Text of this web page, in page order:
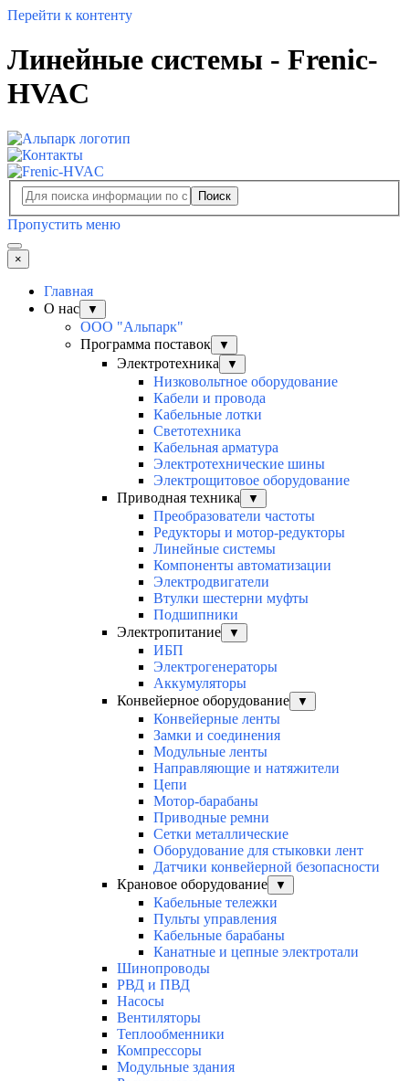
Перейти к контенту
Линейные системы - Frenic-
HVAC
Поиск
Пропустить меню
×
Главная
О нас
▼
ООО "Альпарк"
Программа поставок
▼
Электротехника ▼
Низковольтное оборудование
Кабели и провода
Кабельные лотки
Светотехника
Кабельная арматура
Электротехнические шины
Электрощитовое оборудование
Приводная техника
▼
Преобразователи частоты
Редукторы и мотор-редукторы
Линейные системы
Компоненты автоматизации
Электродвигатели
Втулки шестерни муфты
Подшипники
Электропитание
▼
ИБП
Электрогенераторы
Аккумуляторы
Конвейерное оборудование
▼
Конвейерные ленты
Замки и соединения
Модульные ленты
Направляющие и натяжители
Цепи
Мотор-барабаны
Приводные ремни
Сетки металлические
Оборудование для стыковки лент
Датчики конвейерной безопасности
Крановое оборудование
▼
Кабельные тележки
Пульты управления
Кабельные барабаны
Канатные и цепные электротали
Шинопроводы
РВД и ПВД
Насосы
Вентиляторы
Теплообменники
Компрессоры
Модульные здания